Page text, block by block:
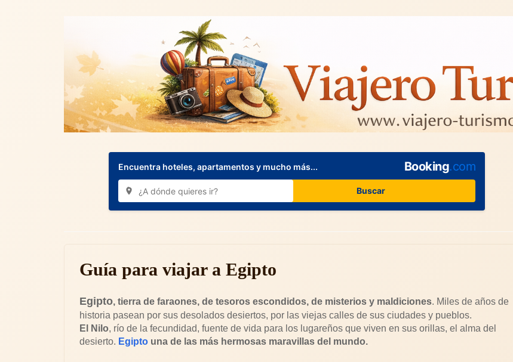
Encuentra hoteles, apartamentos y mucho más... Booking.com
Buscar
Guía para viajar a Egipto
Egipto, tierra de faraones, de tesoros escondidos, de misterios y maldiciones. Miles de años de
historia pasean por sus desolados desiertos, por las viejas calles de sus ciudades y pueblos.
El Nilo, río de la fecundidad, fuente de vida para los lugareños que viven en sus orillas, el alma del
desierto. Egipto una de las más hermosas maravillas del mundo.